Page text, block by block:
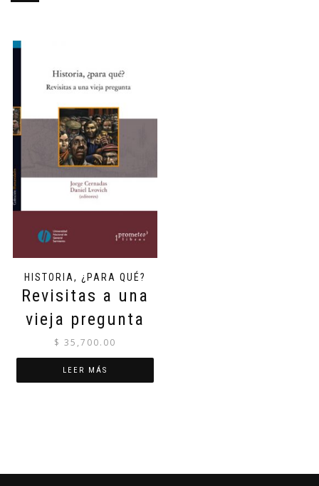
HISTORIA, ¿PARA QUÉ?
Revisitas a una
vieja pregunta
$ 35,700.00
LEER MÁS